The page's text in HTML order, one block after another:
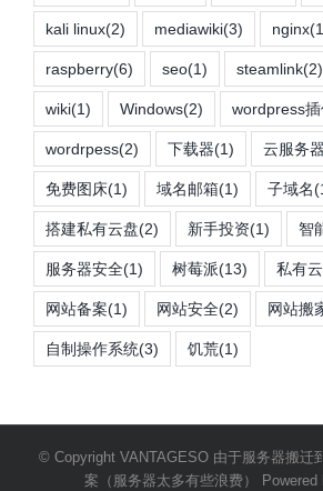
kali linux(2) mediawiki(3) nginx
raspberry(6) seo(1) steamlink(2)
wiki(1) Windows(2) wordpress
wordrpess(2) 下载器(1) 云服务器
免费图床(1) 域名邮箱(1) 子域名
搭建私有云盘(2) 新手投资(1) 智
服务器安全(1) 树莓派(13) 私有
网站备案(1) 网站安全(2) 网站搬
自制操作系统(3) 饥荒(1)
© Copyright VANTAGESO 由于服务器搬迁
案（服务器太多有些浪费） Powered